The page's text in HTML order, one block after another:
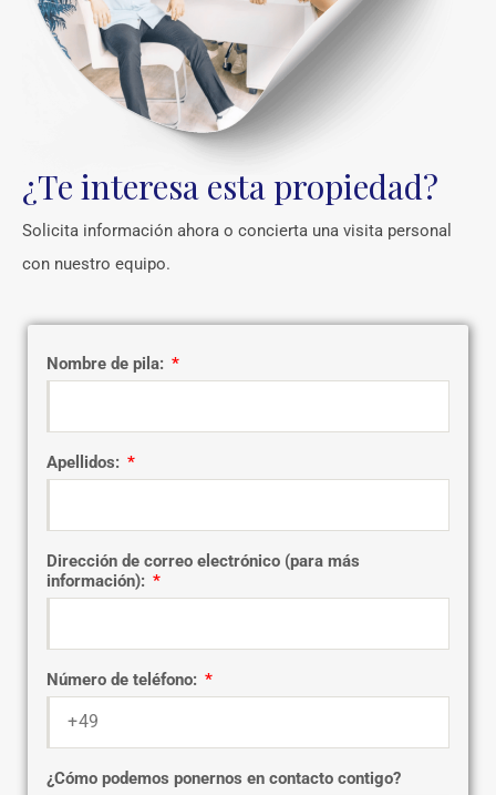
¿Te interesa esta propiedad?
Solicita información ahora o concierta una visita personal
con nuestro equipo.
Nombre de pila:
Apellidos:
Dirección de correo electrónico (para más
información):
Número de teléfono:
¿Cómo podemos ponernos en contacto contigo?